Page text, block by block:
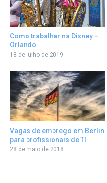
Como trabalhar na Disney –
Orlando
18 de julho de 2019
Vagas de emprego em Berlin
para profissionais de TI
28 de maio de 2018